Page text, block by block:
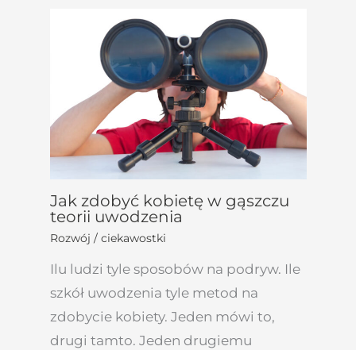
Jak zdobyć kobietę w gąszczu
teorii uwodzenia
Rozwój / ciekawostki
Ilu ludzi tyle sposobów na podryw. Ile
szkół uwodzenia tyle metod na
zdobycie kobiety. Jeden mówi to,
drugi tamto. Jeden drugiemu